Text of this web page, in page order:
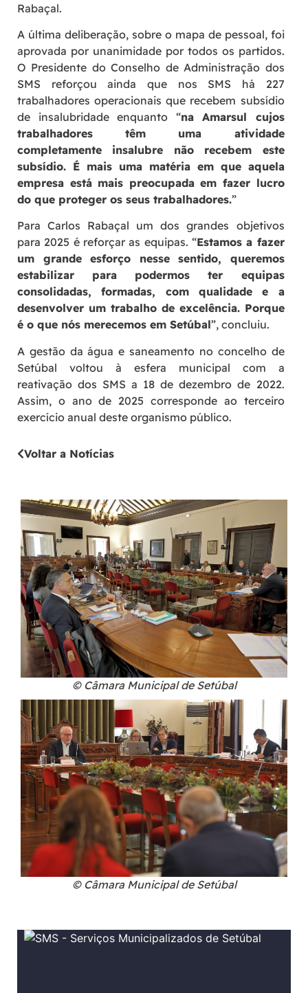
Rabaçal.
A última deliberação, sobre o mapa de pessoal, foi
aprovada por unanimidade por todos os partidos.
O Presidente do Conselho de Administração dos
SMS reforçou ainda que nos SMS há 227
trabalhadores operacionais que recebem subsídio
de insalubridade enquanto “na Amarsul cujos
trabalhadores têm uma atividade
completamente insalubre não recebem este
subsídio. É mais uma matéria em que aquela
empresa está mais preocupada em fazer lucro
do que proteger os seus trabalhadores.”
Para Carlos Rabaçal um dos grandes objetivos
para 2025 é reforçar as equipas. “Estamos a fazer
um grande esforço nesse sentido, queremos
estabilizar para podermos ter equipas
consolidadas, formadas, com qualidade e a
desenvolver um trabalho de excelência. Porque
é o que nós merecemos em Setúbal”, concluiu.
A gestão da água e saneamento no concelho de
Setúbal voltou à esfera municipal com a
reativação dos SMS a 18 de dezembro de 2022.
Assim, o ano de 2025 corresponde ao terceiro
exercício anual deste organismo público.
Voltar a Notícias
© Câmara Municipal de Setúbal
© Câmara Municipal de Setúbal